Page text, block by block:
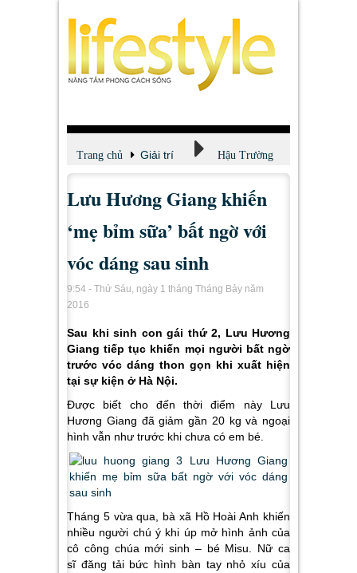
Trang chủ Giải trí Hậu Trường
Lưu Hương Giang khiến
‘mẹ bỉm sữa’ bất ngờ với
vóc dáng sau sinh
9:54 - Thứ Sáu, ngày 1 tháng Tháng Bảy năm
2016
Sau khi sinh con gái thứ 2, Lưu Hương
Giang tiếp tục khiến mọi người bất ngờ
trước vóc dáng thon gọn khi xuất hiện
tại sự kiện ở Hà Nội.
Được biết cho đến thời điểm này Lưu
Hương Giang đã giảm gần 20 kg và ngoại
hình vẫn như trước khi chưa có em bé.
Tháng 5 vừa qua, bà xã Hồ Hoài Anh khiến
nhiều người chú ý khi úp mở hình ảnh của
cô công chúa mới sinh – bé Misu. Nữ ca
sĩ đăng tải bức hình bàn tay nhỏ xíu của